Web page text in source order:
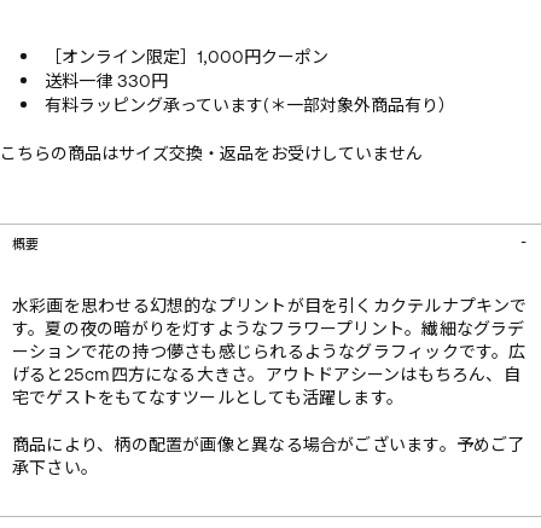
［オンライン限定］1,000円クーポン
送料一律 330円
有料ラッピング承っています(＊一部対象外商品有り）
こちらの商品はサイズ交換・返品をお受けしていません
概要
水彩画を思わせる幻想的なプリントが目を引くカクテルナプキンで
す。夏の夜の暗がりを灯すようなフラワープリント。繊細なグラデ
ーションで花の持つ儚さも感じられるようなグラフィックです。広
げると25cm四方になる大きさ。アウトドアシーンはもちろん、自
宅でゲストをもてなすツールとしても活躍します。
商品により、柄の配置が画像と異なる場合がございます。予めご了
承下さい。